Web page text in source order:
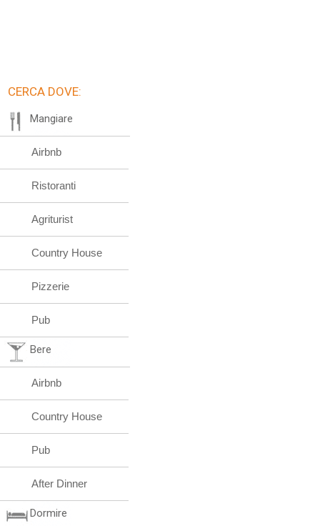
CERCA DOVE:
Mangiare
Airbnb
Ristoranti
Agriturist
Country House
Pizzerie
Pub
Bere
Airbnb
Country House
Pub
After Dinner
Dormire